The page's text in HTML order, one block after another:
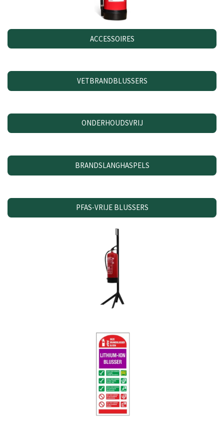
ACCESSOIRES
VETBRANDBLUSSERS
ONDERHOUDSVRIJ
BRANDSLANGHASPELS
PFAS-VRIJE BLUSSERS